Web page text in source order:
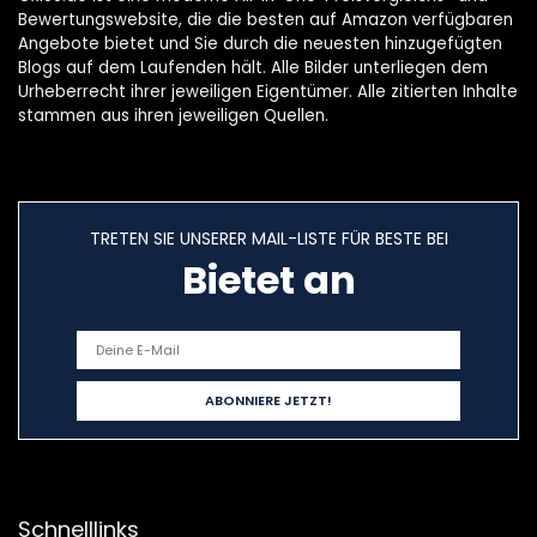
Bewertungswebsite, die die besten auf Amazon verfügbaren
Angebote bietet und Sie durch die neuesten hinzugefügten
Blogs auf dem Laufenden hält. Alle Bilder unterliegen dem
Urheberrecht ihrer jeweiligen Eigentümer. Alle zitierten Inhalte
stammen aus ihren jeweiligen Quellen.
TRETEN SIE UNSERER MAIL-LISTE FÜR BESTE BEI
Bietet an
Schnelllinks